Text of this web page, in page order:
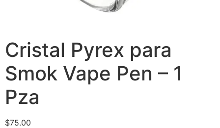
Cristal Pyrex para
Smok Vape Pen – 1
Pza
$75.00